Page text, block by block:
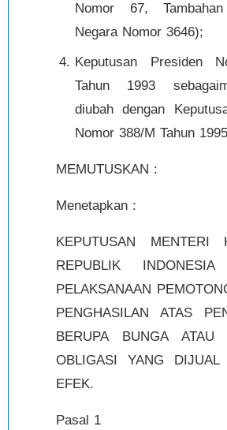
Nomor 67,
Negara Nomor 3646);
Keputusan Presiden
Tahun 1993
diubah dengan
Nomor 388/M Tahun
MEMUTUSKAN :
Menetapkan :
KEPUTUSAN MENTERI
REPUBLIK INDONESIA
PELAKSANAAN
PENGHASILAN ATAS
BERUPA BUNGA ATAU
OBLIGASI YANG
EFEK.
Pasal 1